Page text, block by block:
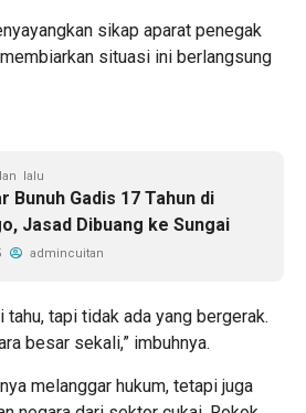
sikap aparat penegak
situasi ini berlangsung
lalu
Bunuh Gadis 17 Tahun di
Jasad Dibuang ke Sungai
admincuitan
tahu, tapi tidak ada yang bergerak.
besar sekali,” imbuhnya.
melanggar hukum, tetapi juga